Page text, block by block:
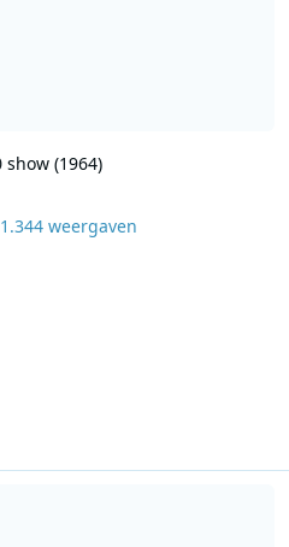
(1964)
1.344 weergaven